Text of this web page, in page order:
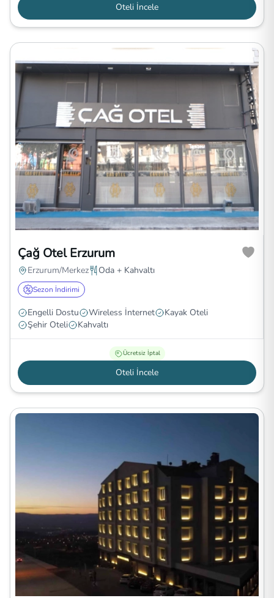
Oteli İncele
Çağ Otel Erzurum
Erzurum/Merkez Oda + Kahvaltı
Sezon İndirimi
Engelli Dostu Wireless İnternet
Kayak Oteli
Şehir Oteli
Kahvaltı
Ücretsiz İptal
Oteli İncele